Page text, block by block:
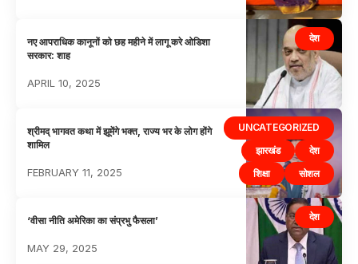
देश
नए आपराधिक कानूनों को छह महीने में लागू करे ओडिशा
सरकार: शाह
APRIL 10, 2025
UNCATEGORIZED
झारखंड
देश
शिक्षा
सोशल
श्रीमद् भागवत कथा में झूमेंगे भक्त, राज्य भर के लोग होंगे
शामिल
FEBRUARY 11, 2025
देश
‘वीसा नीति अमेरिका का संप्रभु फैसला’
MAY 29, 2025